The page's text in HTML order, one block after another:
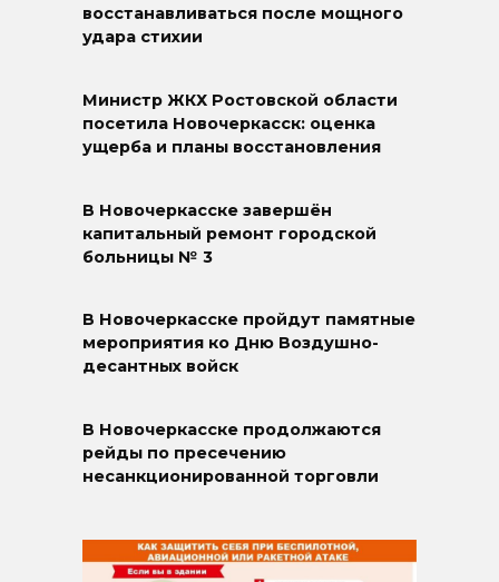
восстанавливаться после мощного
удара стихии
Министр ЖКХ Ростовской области
посетила Новочеркасск: оценка
ущерба и планы восстановления
В Новочеркасске завершён
капитальный ремонт городской
больницы № 3
В Новочеркасске пройдут памятные
мероприятия ко Дню Воздушно-
десантных войск
В Новочеркасске продолжаются
рейды по пресечению
несанкционированной торговли